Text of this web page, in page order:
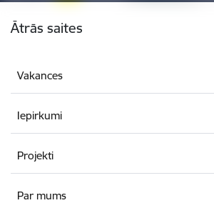
Ātrās saites
Vakances
Iepirkumi
Projekti
Par mums